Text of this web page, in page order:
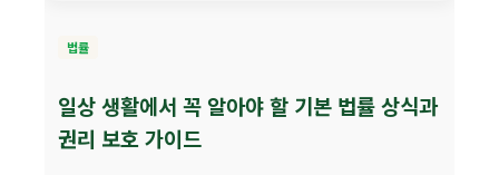
법률
일상 생활에서 꼭 알아야 할 기본 법률 상식과
권리 보호 가이드